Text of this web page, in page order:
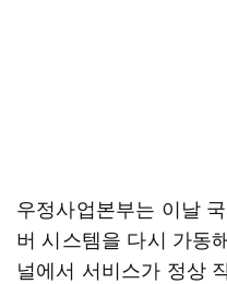
우정사업본부는 이날
버 시스템을 다시 가동
널에서 서비스가 정상